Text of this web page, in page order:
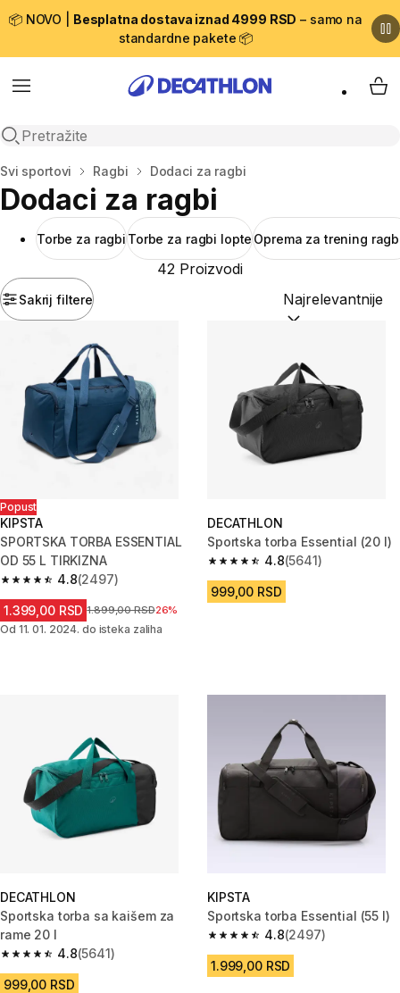
📦 NOVO | Besplatna dostava iznad 4999 RSD – samo na
standardne pakete 📦
Menu
Open search
My
Početna stranica
Svi sportovi Ragbi Dodaci za ragbi
Dodaci za ragbi
Torbe za ragbi Torbe za ragbi lopte Oprema za trening
Sakrij filtere
42 Proizvodi
Sortiraj po:
Popust
KIPSTA
SPORTSKA TORBA ESSENTIAL
OD 55 L TIRKIZNA
4.8
4.8 od 5 zvezdica from 2497 Recenzije
(2497)
1.399,00 RSD Cena pre sniženja
1.899,00 RSD26%
Od 11. 01. 2024. do isteka zaliha
DECATHLON
Sportska torba Essential (20 l)
4.8
4.8 od 5 zvezdica from 5641
(5641)
999,00 RSD
DECATHLON
Sportska torba sa kaišem za
rame 20 l
4.8
4.8 od 5 zvezdica from 5641 Recenzije
(5641)
999,00 RSD
KIPSTA
Sportska torba Essential (55 l)
4.8
4.8 od 5 zvezdica from 2497
(2497)
1.999,00 RSD